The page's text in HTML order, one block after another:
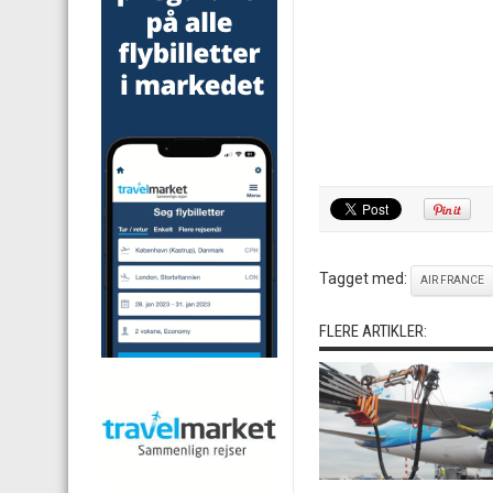
Tagget med: AIR FRANCE
FLERE ARTIKLER: